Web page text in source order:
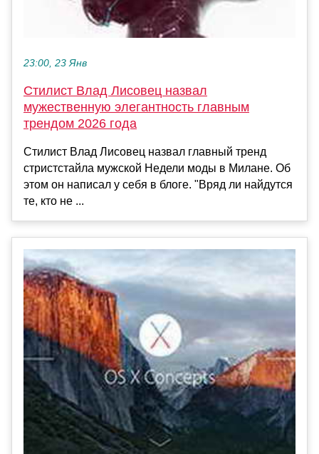
23:00, 23 Янв
Стилист Влад Лисовец назвал
мужественную элегантность главным
трендом 2026 года
Стилист Влад Лисовец назвал главный тренд
стристстайла мужской Недели моды в Милане. Об
этом он написал у себя в блоге. "Вряд ли найдутся
те, кто не ...